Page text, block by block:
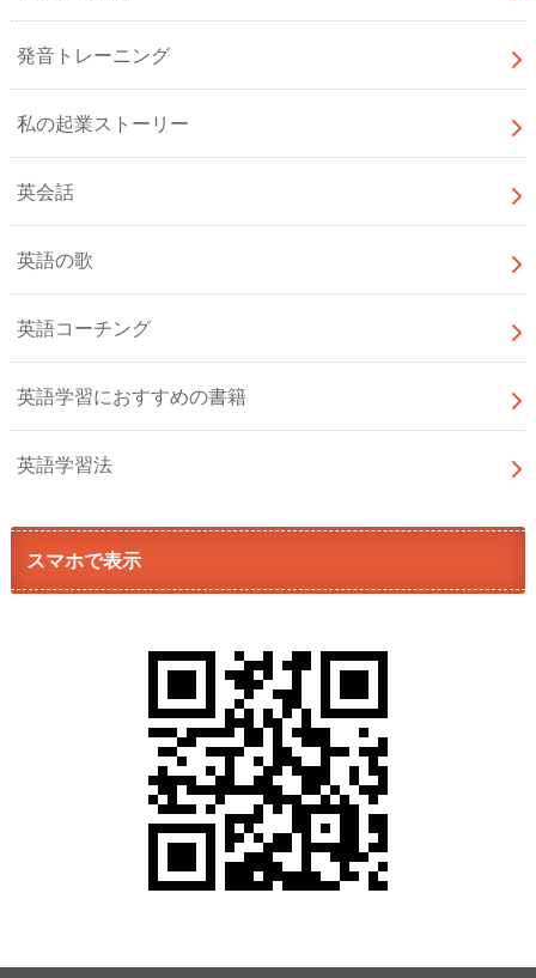
発音トレーニング
私の起業ストーリー
英会話
英語の歌
英語コーチング
英語学習におすすめの書籍
英語学習法
スマホで表示